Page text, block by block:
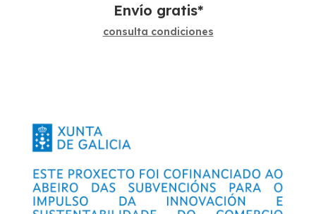
Envío gratis*
consulta condiciones